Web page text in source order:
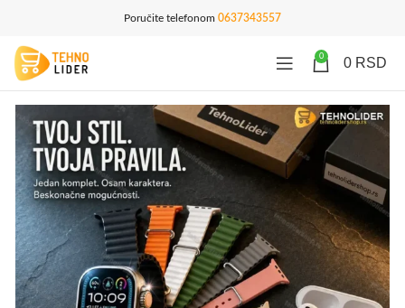
Poručite telefonom 0637343557
0 0 RSD